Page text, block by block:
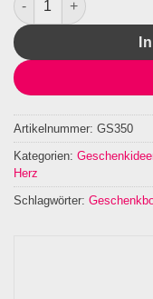
Artikelnummer: GS350
Kategorien:
Herz
Schlagwörter: